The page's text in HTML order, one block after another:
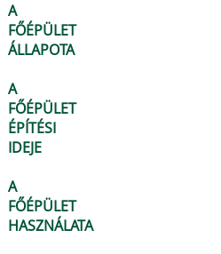
A
FŐÉPÜLET
ÁLLAPOTA
A
FŐÉPÜLET
ÉPÍTÉSI
IDEJE
A
FŐÉPÜLET
HASZNÁLATA